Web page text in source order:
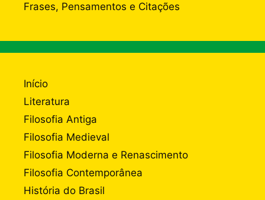
Frases, Pensamentos e Citações
Início
Literatura
Filosofia Antiga
Filosofia Medieval
Filosofia Moderna e Renascimento
Filosofia Contemporânea
História do Brasil